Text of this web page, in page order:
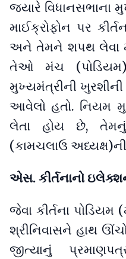
જ્યારે વિધાનસભાના
માઈક્રોફોન પર
અને તેમને શપથ લેવા
તેઓ મંચ
મુખ્યમંત્રીની
આવેલો હતો. નિયમ
લેતા હોય છે,
(કામચલાઉ
એસ. કીર્તનાનો
જેવા કીર્તના
શ્રીનિવાસને હાથ
જીત્યાનું